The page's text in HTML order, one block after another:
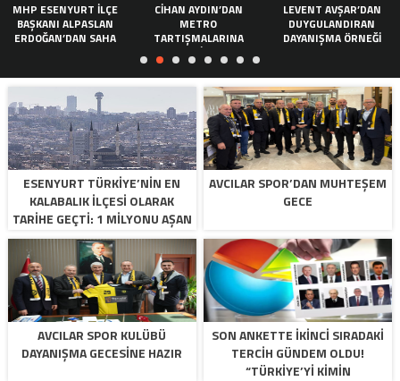
İLÇE
SAHA
CIHAN AYDIN’DAN
METRO
TARTIŞMALARINA
ALTERNATIF ULAŞIM
PROJESI
LEVENT AVŞAR’DAN
DUYGULANDIRAN
DAYANIŞMA ÖRNEĞI
AK PARTI
YÜZLERCE
PIKNIKTE
ESENYURT TÜRKİYE’NİN EN
KALABALIK İLÇESİ OLARAK
TARİHE GEÇTİ: 1 MİLYONU AŞAN
İLK İLÇE OLDU
AVCILAR SPOR’DAN MUHTEŞEM
GECE
AVCILAR SPOR KULÜBÜ
DAYANIŞMA GECESINE HAZIR
SON ANKETTE IKINCI SIRADAKI
TERCIH GÜNDEM OLDU!
“TÜRKIYE’YI KIMIN